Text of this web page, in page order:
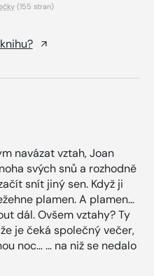
(155 stran)
navázat vztah, Joan
svých snů a rozhodně
snít jiný sen. Když ji
plamen. A plamen…
dál. Ovšem vztahy? Ty
je čeká společný večer,
noc… … na niž se nedalo